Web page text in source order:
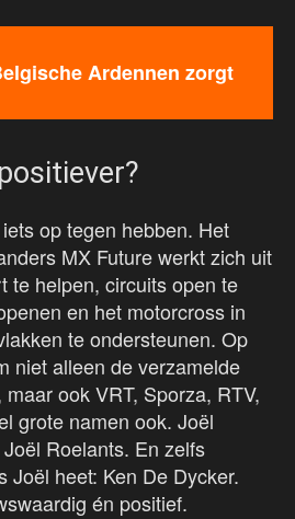
Ardennen zorgt
op tegen hebben. Het
MX Future werkt zich uit
te helpen, circuits open te
en het motorcross in
te ondersteunen. Op
niet alleen de verzamelde
ook VRT, Sporza, RTV,
grote namen ook. Joël
Roelants. En zelfs
Joël heet: Ken De Dycker.
én positief.